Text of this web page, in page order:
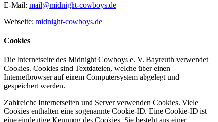
E-Mail: mail@midnight-cowboys.de
Webseite: midnight-cowboys.de
Cookies
Die Internetseite des Midnight Cowboys e. V. Bayreuth verwendet
Cookies. Cookies sind Textdateien, welche über einen
Internetbrowser auf einem Computersystem abgelegt und
gespeichert werden.
Zahlreiche Internetseiten und Server verwenden Cookies. Viele
Cookies enthalten eine sogenannte Cookie-ID. Eine Cookie-ID ist
eine eindeutige Kennung des Cookies. Sie besteht aus einer